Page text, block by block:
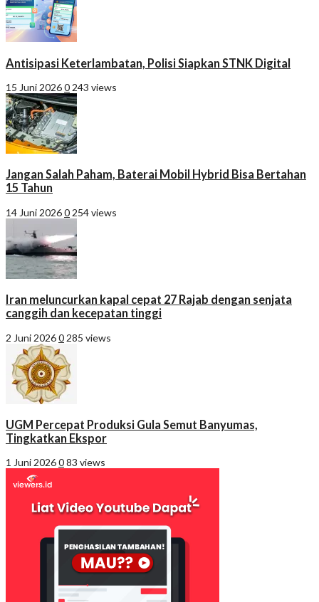
Antisipasi Keterlambatan, Polisi Siapkan STNK Digital
15 Juni 20260 243 views
Jangan Salah Paham, Baterai Mobil Hybrid Bisa Bertahan
15 Tahun
14 Juni 20260 254 views
Iran meluncurkan kapal cepat 27 Rajab dengan senjata
canggih dan kecepatan tinggi
2 Juni 20260 285 views
UGM Percepat Produksi Gula Semut Banyumas,
Tingkatkan Ekspor
1 Juni 2026083 views